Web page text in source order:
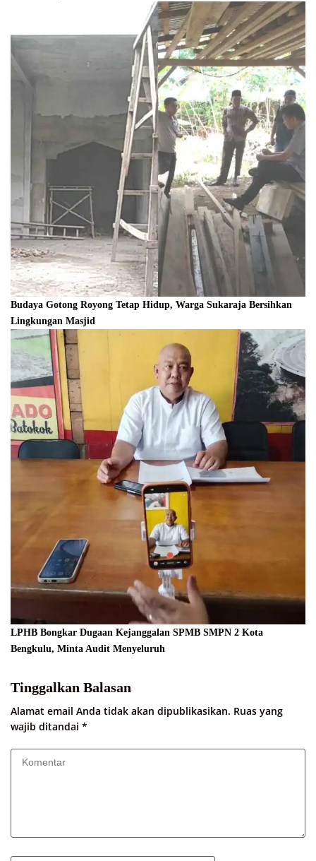
Budaya Gotong Royong Tetap Hidup, Warga Sukaraja Bersihkan
Lingkungan Masjid
LPHB Bongkar Dugaan Kejanggalan SPMB SMPN 2 Kota
Bengkulu, Minta Audit Menyeluruh
Tinggalkan Balasan
Alamat email Anda tidak akan dipublikasikan. Ruas yang
wajib ditandai *